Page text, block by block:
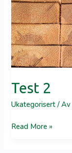
Test 2
Ukategorisert / Av
Test
Read More »